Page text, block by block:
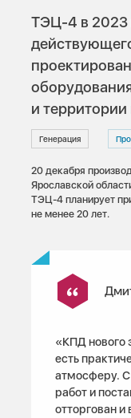
ТЭЦ-4 в 2023
и
Генерация
20 декабря
Ярославской
ТЭЦ-4 планирует
не менее 20 лет.
«КПД нового
есть
атмосферу. С
работ и
отторгован